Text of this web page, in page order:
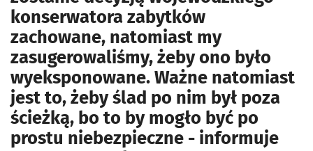
konserwatora zabytków
zachowane, natomiast my
zasugerowaliśmy, żeby ono było
wyeksponowane. Ważne natomiast
jest to, żeby ślad po nim był poza
ścieżką, bo to by mogło być po
prostu niebezpieczne - informuje